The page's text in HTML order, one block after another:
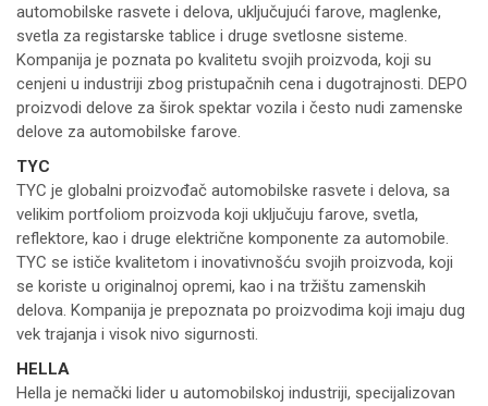
automobilske rasvete i delova, uključujući farove, maglenke,
svetla za registarske tablice i druge svetlosne sisteme.
Kompanija je poznata po kvalitetu svojih proizvoda, koji su
cenjeni u industriji zbog pristupačnih cena i dugotrajnosti. DEPO
proizvodi delove za širok spektar vozila i često nudi zamenske
delove za automobilske farove.
TYC
TYC je globalni proizvođač automobilske rasvete i delova, sa
velikim portfoliom proizvoda koji uključuju farove, svetla,
reflektore, kao i druge električne komponente za automobile.
TYC se ističe kvalitetom i inovativnošću svojih proizvoda, koji
se koriste u originalnoj opremi, kao i na tržištu zamenskih
delova. Kompanija je prepoznata po proizvodima koji imaju dug
vek trajanja i visok nivo sigurnosti.
HELLA
Hella je nemački lider u automobilskoj industriji, specijalizovan